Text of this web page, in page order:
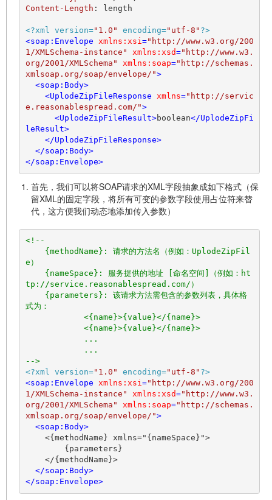
Content-Length : length
<?xml version="1.0" encoding="utf-8" ?>
<soap:Envelope xmlns:xsi="http://www.w3.org/200
1/XMLSchema-instance"
xmlns:xsd="http://www.w3.
org/2001/XMLSchema"
xmlns:soap="http://schemas.
xmlsoap.org/soap/envelope/">
<soap:Body>
<UplodeZipFileResponse xmlns="http://servic
e.reasonablespread.com/">
<UplodeZipFileResult>boolean</UplodeZipFi
leResult>
</UplodeZipFileResponse>
</soap:Body>
</soap:Envelope>
首先，我们可以将SOAP请求的XML字段抽象成如下格式（保
留XML的固定字段，将所有可变的参数字段使用占位符来替
代，这方便我们动态地添加传入参数）
<!--
e）
tp://service.reasonablespread.com/）
式为：
-->
<?xml version="1.0" encoding="utf-8" ?>
<soap:Envelope xmlns:xsi="http://www.w3.org/200
1/XMLSchema-instance"
xmlns:xsd="http://www.w3.
org/2001/XMLSchema"
xmlns:soap="http://schemas.
xmlsoap.org/soap/envelope/">
<soap:Body>
</soap:Body>
</soap:Envelope>